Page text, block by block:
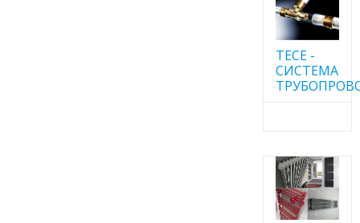
TECE -
CИСТЕМА